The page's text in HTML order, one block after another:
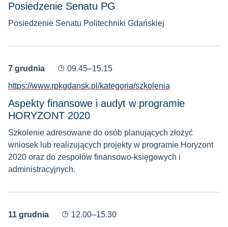
Posiedzenie Senatu PG
Posiedzenie Senatu Politechniki Gdańskiej
7 grudnia
09.45–15.15
https://www.rpkgdansk.pl/kategoria/szkolenia
Aspekty finansowe i audyt w programie
HORYZONT 2020
Szkolenie adresowane do osób planujących złożyć
wniosek lub realizujących projekty w programie Horyzont
2020 oraz do zespołów finansowo-księgowych i
administracyjnych.
11 grudnia
12.00–15.30